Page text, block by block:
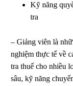
Kỹ năng
tra
– Giảng viên là
nghiệm thực tế về
tra thuế cho nhiều
sâu, kỹ năng